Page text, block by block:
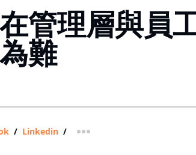
管理層與員
難
/ Linkedin / more sharing option